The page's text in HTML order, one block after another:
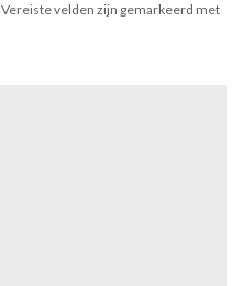
Vereiste velden zijn gemarkeerd met